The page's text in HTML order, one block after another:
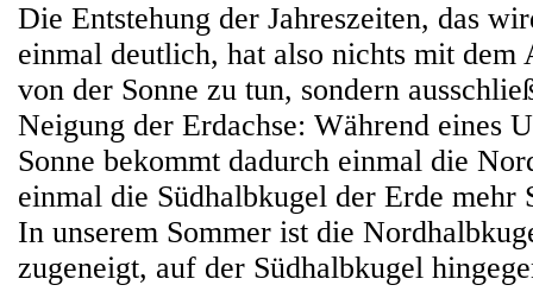
Die Entstehung der Jahreszeiten, das
einmal deutlich, hat also nichts mit dem
von der Sonne zu tun, sondern
Neigung der Erdachse: Während eines
Sonne bekommt dadurch einmal die
einmal die Südhalbkugel der Erde mehr
In unserem Sommer ist die
zugeneigt, auf der Südhalbkugel